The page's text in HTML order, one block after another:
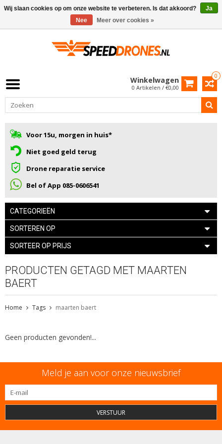
0
Winkelwagen
0 Artikelen / €0,00
Voor 15u, morgen in huis*
Niet goed geld terug
Drone reparatie service
Bel of App 085-0606541
CATEGORIEËN
SORTEREN OP
SORTEER OP PRIJS
PRODUCTEN GETAGD MET MAARTEN
BAERT
Home Tags maarten baert
Geen producten gevonden!...
Meld je aan voor onze nieuwsbrief
VERSTUUR
Wij slaan cookies op om onze website te verbeteren. Is dat akkoord?
Ja
Nee
Meer over cookies »